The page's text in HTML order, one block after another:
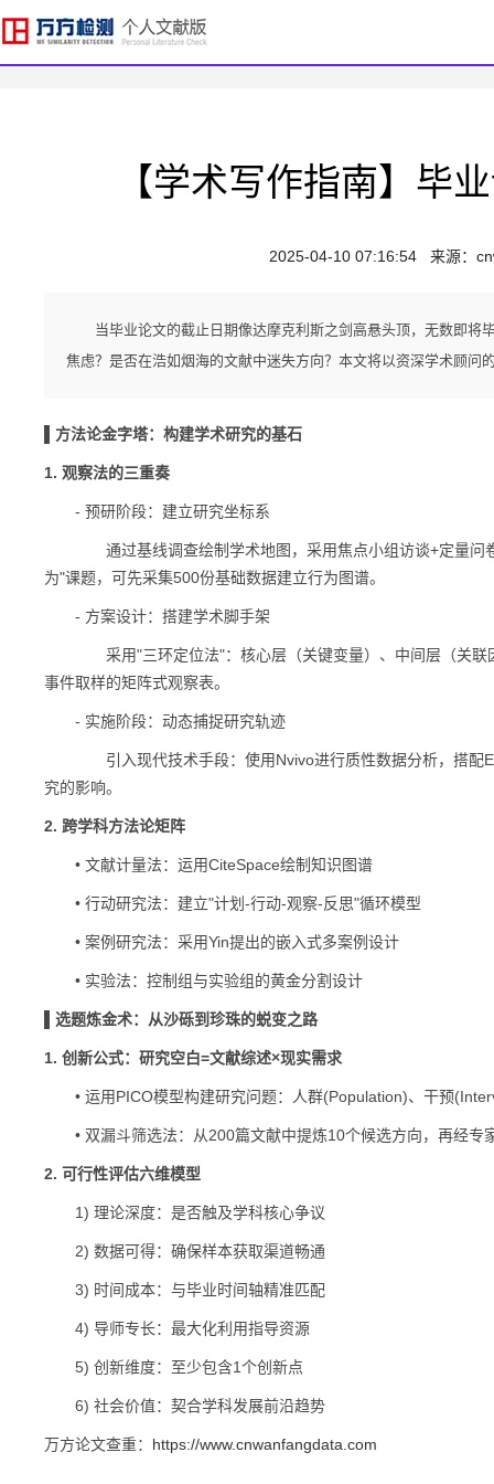
【学术写作指南】毕
2025-04-10 07:16:54来源：
当毕业论文的截止日期像达摩克利斯之剑高悬头顶，无数即
焦虑？是否在浩如烟海的文献中迷失方向？本文将以资深学术顾问
▌方法论金字塔：构建学术研究的基石
1. 观察法的三重奏
- 预研阶段：建立研究坐标系
通过基线调查绘制学术地图，采用焦点小组访谈+定量问卷
为"课题，可先采集500份基础数据建立行为图谱。
- 方案设计：搭建学术脚手架
采用"三环定位法"：核心层（关键变量）、中间层（关联因
事件取样的矩阵式观察表。
- 实施阶段：动态捕捉研究轨迹
引入现代技术手段：使用Nvivo进行质性数据分析，搭配
究的影响。
2. 跨学科方法论矩阵
• 文献计量法：运用CiteSpace绘制知识图谱
• 行动研究法：建立"计划-行动-观察-反思"循环模型
• 案例研究法：采用Yin提出的嵌入式多案例设计
• 实验法：控制组与实验组的黄金分割设计
▌选题炼金术：从沙砾到珍珠的蜕变之路
1. 创新公式：研究空白=文献综述×现实需求
• 运用PICO模型构建研究问题：人群(Population)、干预
• 双漏斗筛选法：从200篇文献中提炼10个候选方向，再经专
2. 可行性评估六维模型
1) 理论深度：是否触及学科核心争议
2) 数据可得：确保样本获取渠道畅通
3) 时间成本：与毕业时间轴精准匹配
4) 导师专长：最大化利用指导资源
5) 创新维度：至少包含1个创新点
6) 社会价值：契合学科发展前沿趋势
万方论文查重： https://www.cnwanfangdata.com